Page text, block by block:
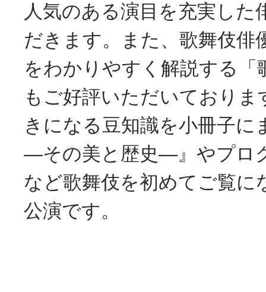
人気のある演目を充実した
だきます。また、歌舞伎俳
をわかりやすく解説する「
もご好評いただいておりま
きになる豆知識を小冊子に
―その美と歴史―』やプロ
など歌舞伎を初めてご覧に
公演です。